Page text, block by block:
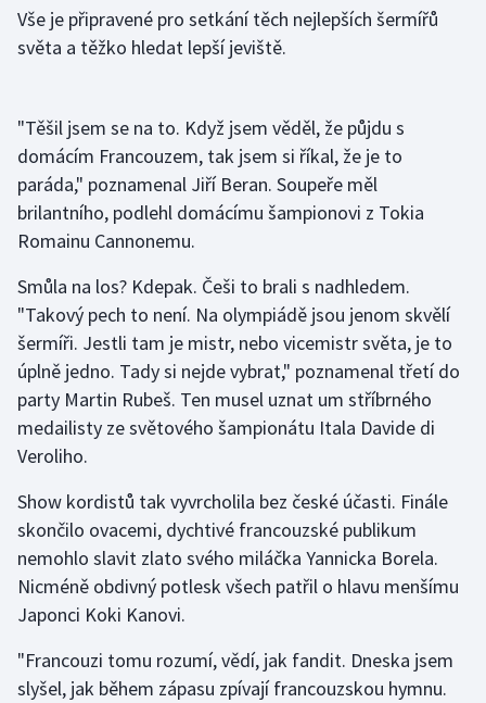
Krasobruslení
Lyže a snowboard
Moderní pětiboj
Olympijské hry
Parasport
Plavání
Plážový volejbal
Ragby
Rychlobruslení
Rychlostní kanoistika
Short track
Vše je připravené pro setkání těch nejlepších šermířů
světa a těžko hledat lepší jeviště.
"Těšil jsem se na to. Když jsem věděl, že půjdu s
domácím Francouzem, tak jsem si říkal, že je to
paráda," poznamenal Jiří Beran. Soupeře měl
brilantního, podlehl domácímu šampionovi z Tokia
Romainu Cannonemu.
Smůla na los? Kdepak. Češi to brali s nadhledem.
"Takový pech to není. Na olympiádě jsou jenom skvělí
šermíři. Jestli tam je mistr, nebo vicemistr světa, je to
úplně jedno. Tady si nejde vybrat," poznamenal třetí do
party Martin Rubeš. Ten musel uznat um stříbrného
medailisty ze světového šampionátu Itala Davide di
Veroliho.
Show kordistů tak vyvrcholila bez české účasti. Finále
skončilo ovacemi, dychtivé francouzské publikum
nemohlo slavit zlato svého miláčka Yannicka Borela.
Nicméně obdivný potlesk všech patřil o hlavu menšímu
Japonci Koki Kanovi.
"Francouzi tomu rozumí, vědí, jak fandit. Dneska jsem
slyšel, jak během zápasu zpívají francouzskou hymnu.